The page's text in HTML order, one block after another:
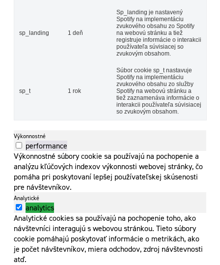
sp_landing 1 deň
Sp_landing je nastavený
Spotify na implementáciu
zvukového obsahu zo Spotify
na webovú stránku a tiež
registruje informácie o interakcii
používateľa súvisiacej so
zvukovým obsahom.
sp_t 1 rok
Súbor cookie sp_t nastavuje
Spotify na implementáciu
zvukového obsahu zo služby
Spotify na webovú stránku a
tiež zaznamenáva informácie o
interakcii používateľa súvisiacej
so zvukovým obsahom.
Výkonnostné
performance
Výkonnostné súbory cookie sa používajú na pochopenie a
analýzu kľúčových indexov výkonnosti webovej stránky, čo
pomáha pri poskytovaní lepšej používateľskej skúsenosti
pre návštevníkov.
Analytické
analytics
Analytické cookies sa používajú na pochopenie toho, ako
návštevníci interagujú s webovou stránkou. Tieto súbory
cookie pomáhajú poskytovať informácie o metrikách, ako
je počet návštevníkov, miera odchodov, zdroj návštevnosti
atď.